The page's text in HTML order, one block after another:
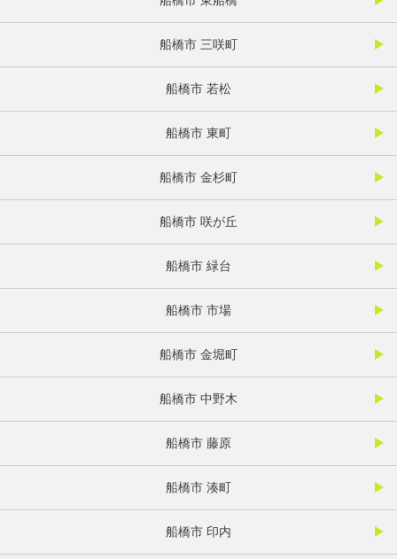
船橋市 三咲町
船橋市 若松
船橋市 東町
船橋市 金杉町
船橋市 咲が丘
船橋市 緑台
船橋市 市場
船橋市 金堀町
船橋市 中野木
船橋市 藤原
船橋市 湊町
船橋市 印内